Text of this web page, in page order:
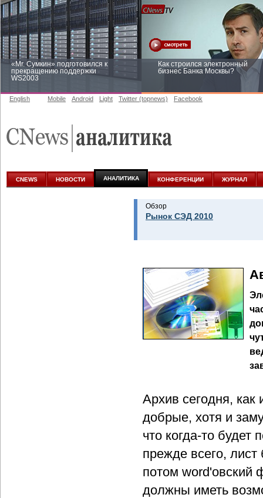
«Mr. Сумкин» подготовился к
прекращению поддержки
WS2003
Как строился электронный
бизнес Банка Москвы?
аналитике
English Mobile Android Light Twitter (topnews) Facebook
CNEWS НОВОСТИ АНАЛИТИКА КОНФЕРЕНЦИИ ЖУРНАЛ
Обзор
Рынок СЭД 2010
Архив сегодня, как
добрые, хотя и
что когда-то будет
прежде всего,
потом word'овский
должны иметь